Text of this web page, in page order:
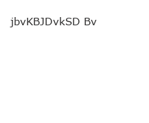
jbvKBJDvkSD Bv